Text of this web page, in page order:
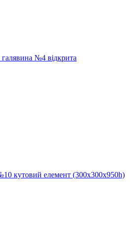
галявина №4 відкрита
кутовий елемент (300х300х950h)